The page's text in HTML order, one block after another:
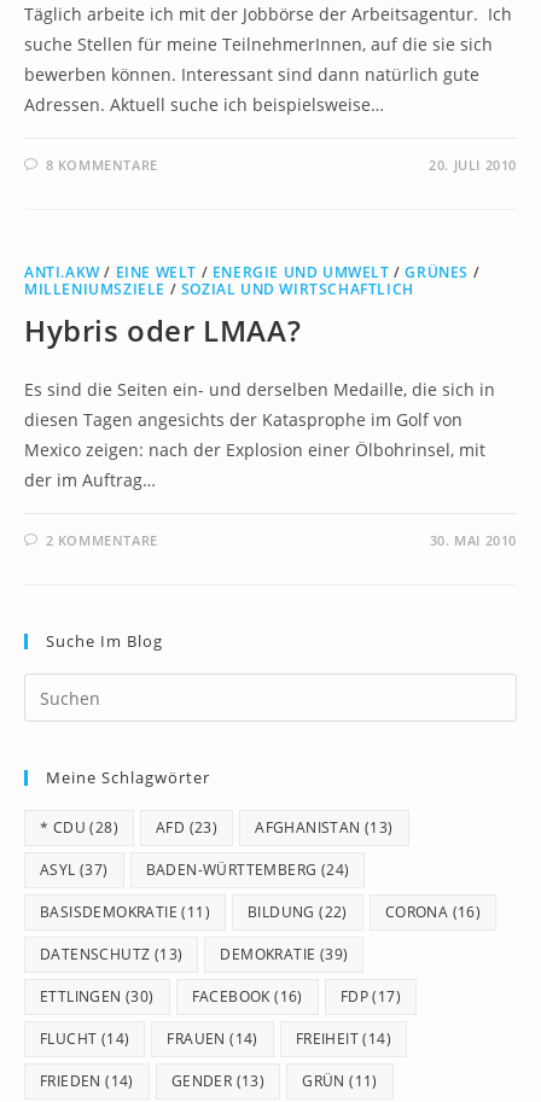
Täglich arbeite ich mit der Jobbörse der Arbeitsagentur. Ich
suche Stellen für meine TeilnehmerInnen, auf die sie sich
bewerben können. Interessant sind dann natürlich gute
Adressen. Aktuell suche ich beispielsweise…
8 KOMMENTARE 20. JULI 2010
ANTI.AKW/ EINE WELT / ENERGIE UND UMWELT /GRÜNES /
MILLENIUMSZIELE / SOZIAL UND WIRTSCHAFTLICH
Hybris oder LMAA?
Es sind die Seiten ein- und derselben Medaille, die sich in
diesen Tagen angesichts der Katasprophe im Golf von
Mexico zeigen: nach der Explosion einer Ölbohrinsel, mit
der im Auftrag…
2 KOMMENTARE 30. MAI 2010
Suche Im Blog
Meine Schlagwörter
* CDU (28) AFD (23) AFGHANISTAN (13)
ASYL (37) BADEN-WÜRTTEMBERG (24)
BASISDEMOKRATIE (11) BILDUNG (22) CORONA (16)
DATENSCHUTZ (13) DEMOKRATIE (39)
ETTLINGEN (30) FACEBOOK (16) FDP(17)
FLUCHT (14) FRAUEN (14) FREIHEIT(14)
FRIEDEN (14) GENDER (13) GRÜN (11)